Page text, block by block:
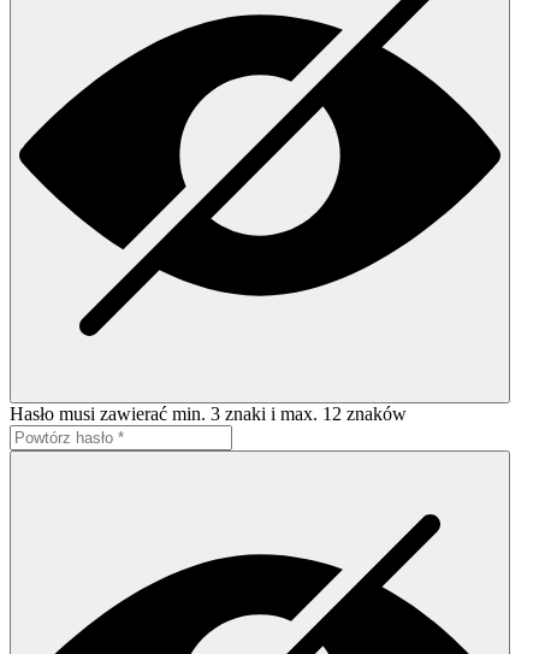
Hasło musi zawierać min. 3 znaki i max. 12 znaków